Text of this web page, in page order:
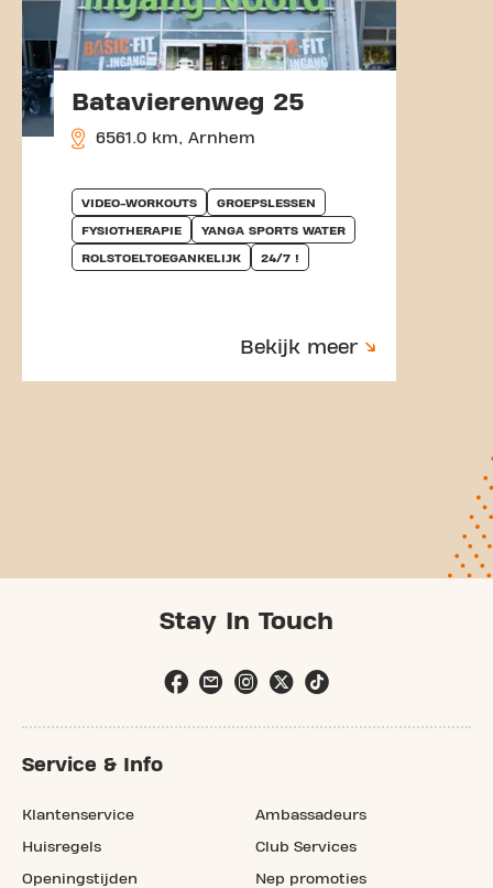
Batavierenweg 25
6561.0 km, Arnhem
VIDEO-WORKOUTS GROEPSLESSEN
FYSIOTHERAPIE YANGA SPORTS WATER
ROLSTOELTOEGANKELIJK 24/7 !
Bekijk meer
Stay In Touch
Service & Info
Klantenservice
Huisregels
Openingstijden
Ambassadeurs
Club Services
Nep promoties